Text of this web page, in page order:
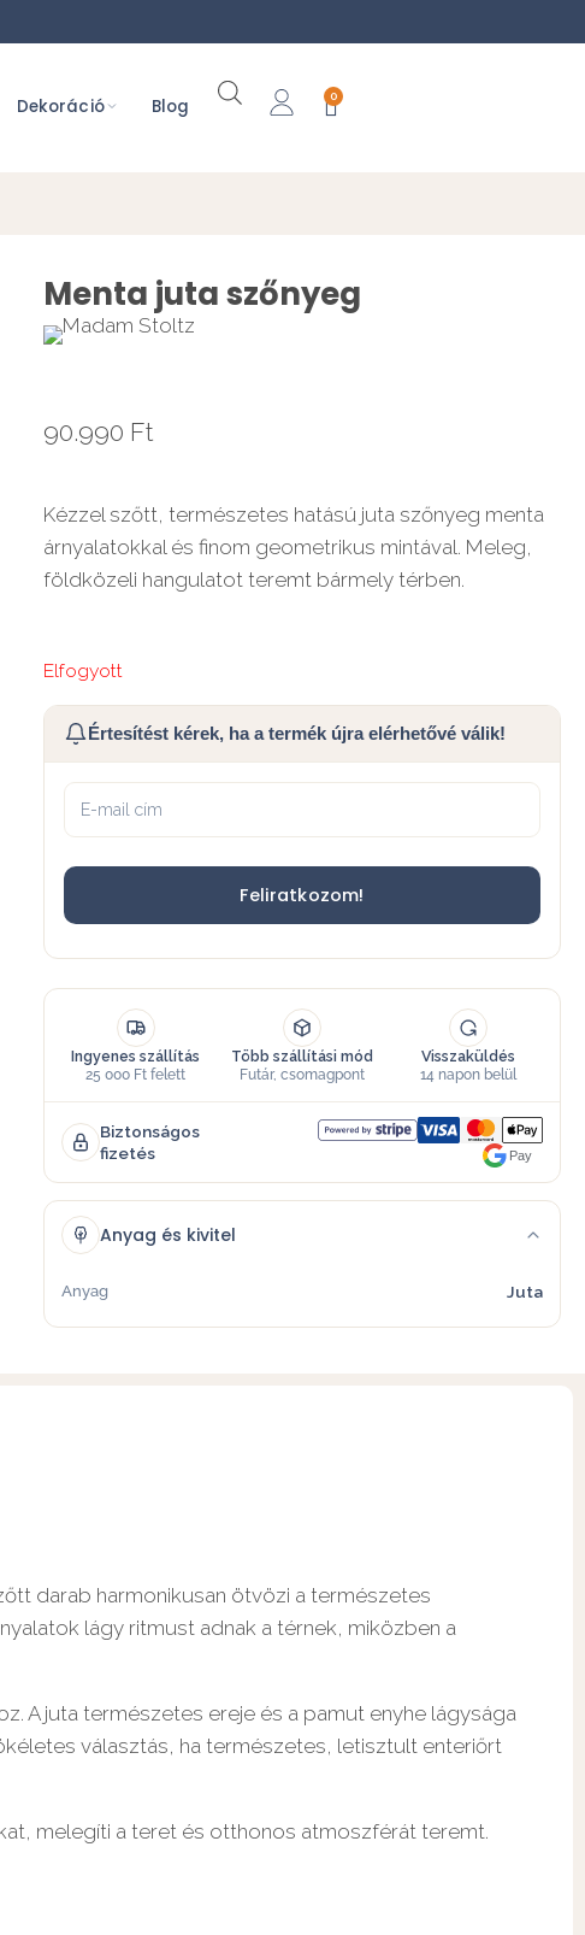
Dekoráció Blog 0
Menta juta szőnyeg
90.990 Ft
Kézzel szőtt, természetes hatású juta szőnyeg menta
árnyalatokkal és finom geometrikus mintával. Meleg,
földközeli hangulatot teremt bármely térben.
Elfogyott
Értesítést kérek, ha a termék újra elérhetővé válik!
Feliratkozom!
Ingyenes szállítás
25 000 Ft felett
Több szállítási mód
Futár, csomagpont
Visszaküldés
14 napon belül
Biztonságos
fizetés
Pay
Anyag és kivitel
Anyag Juta
darab harmonikusan ötvözi a természetes
lágy ritmust adnak a térnek, miközben a
A juta természetes ereje és a pamut enyhe lágysága
választás, ha természetes, letisztult enteriőrt
melegíti a teret és otthonos atmoszférát teremt.